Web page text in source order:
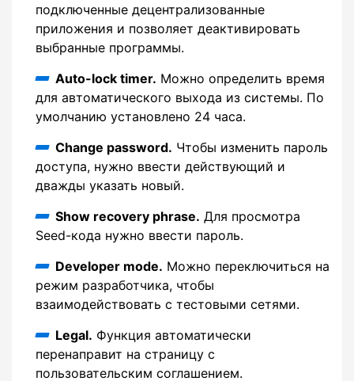
подключенные децентрализованные
приложения и позволяет деактивировать
выбранные программы.
Auto-lock timer. Можно определить время
для автоматического выхода из системы. По
умолчанию установлено 24 часа.
Change password. Чтобы изменить пароль
доступа, нужно ввести действующий и
дважды указать новый.
Show recovery phrase. Для просмотра
Seed-кода нужно ввести пароль.
Developer mode. Можно переключиться на
режим разработчика, чтобы
взаимодействовать с тестовыми сетями.
Legal. Функция автоматически
перенаправит на страницу с
пользовательским соглашением.